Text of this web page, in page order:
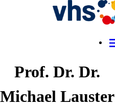
Prof. Dr. Dr.
Michael Lauster